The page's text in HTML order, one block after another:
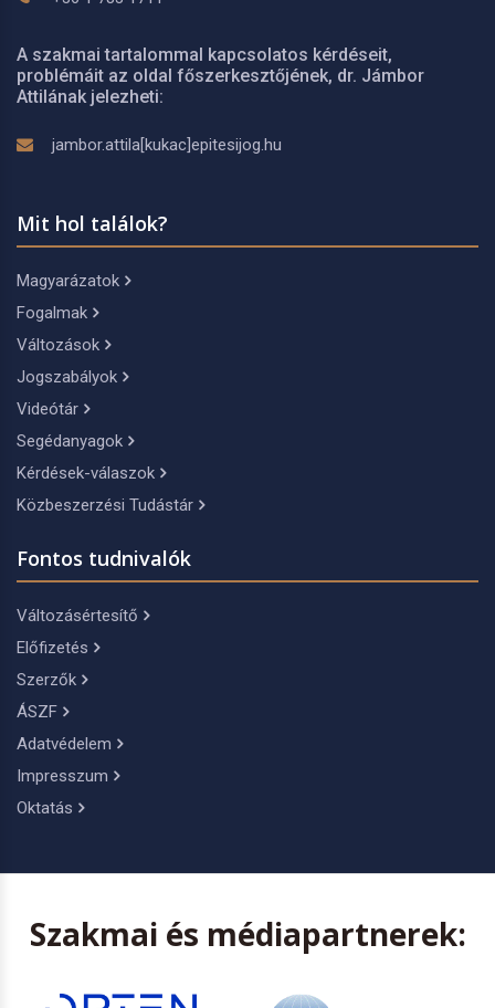
A szakmai tartalommal kapcsolatos kérdéseit,
problémáit az oldal főszerkesztőjének, dr. Jámbor
Attilának jelezheti:
jambor.attila[kukac]epitesijog.hu
Mit hol találok?
Magyarázatok
Fogalmak
Változások
Jogszabályok
Videótár
Segédanyagok
Kérdések-válaszok
Közbeszerzési Tudástár
Fontos tudnivalók
Változásértesítő
Előfizetés
Szerzők
ÁSZF
Adatvédelem
Impresszum
Oktatás
Szakmai és médiapartnerek: